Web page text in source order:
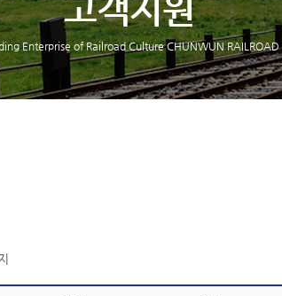
고객지원
Enterprise of Railroad Culture CHUNWUN RAILROAD